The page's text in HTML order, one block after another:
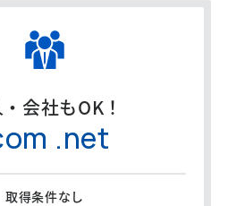
会社もOK！
.net
取得条件なし